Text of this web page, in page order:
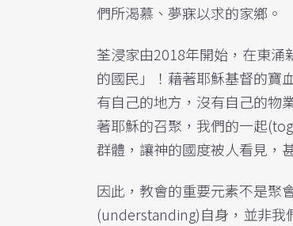
們所渴慕、夢寐以求的家鄉。
荃浸家由2018年開始，在東涌
的國民」！藉著耶穌基督的寶
有自己的地方，沒有自己的物
著耶穌的召聚，我們的一起
群體，讓神的國度被人看見，
因此，教會的重要元素不是聚
(understanding)自身，並非我